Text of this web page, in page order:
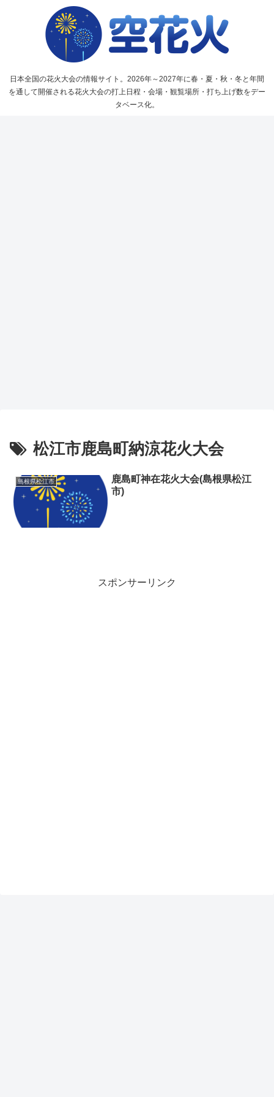
日本全国の花火大会の情報サイト。2026年～2027年に春・夏・秋・冬と年間
を通して開催される花火大会の打上日程・会場・観覧場所・打ち上げ数をデー
タベース化。
松江市鹿島町納涼花火大会
島根県松江市
鹿島町神在花火大会(島根県松江
市)
スポンサーリンク